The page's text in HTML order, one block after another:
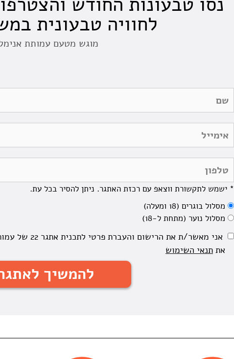
לחוויה טבעונית במשך 22
מוגש מטעם עמותת
* ישמש לתקשורת ווצאפ עם רכזת האתגר. ניתן להסיר בכל עת.
מסלול בוגרים (18 ומעלה)
מסלול נוער (מתחת ל-18)
אני מאשר/ת את
את תנאי השימוש
להמשיך